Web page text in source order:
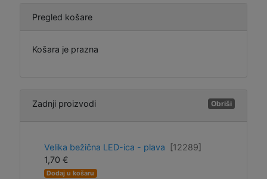
Pregled košare
Košara je prazna
Zadnji proizvodi Obriši
Velika bežična LED-ica - plava
[12289]
1,70 €
Dodaj u košaru